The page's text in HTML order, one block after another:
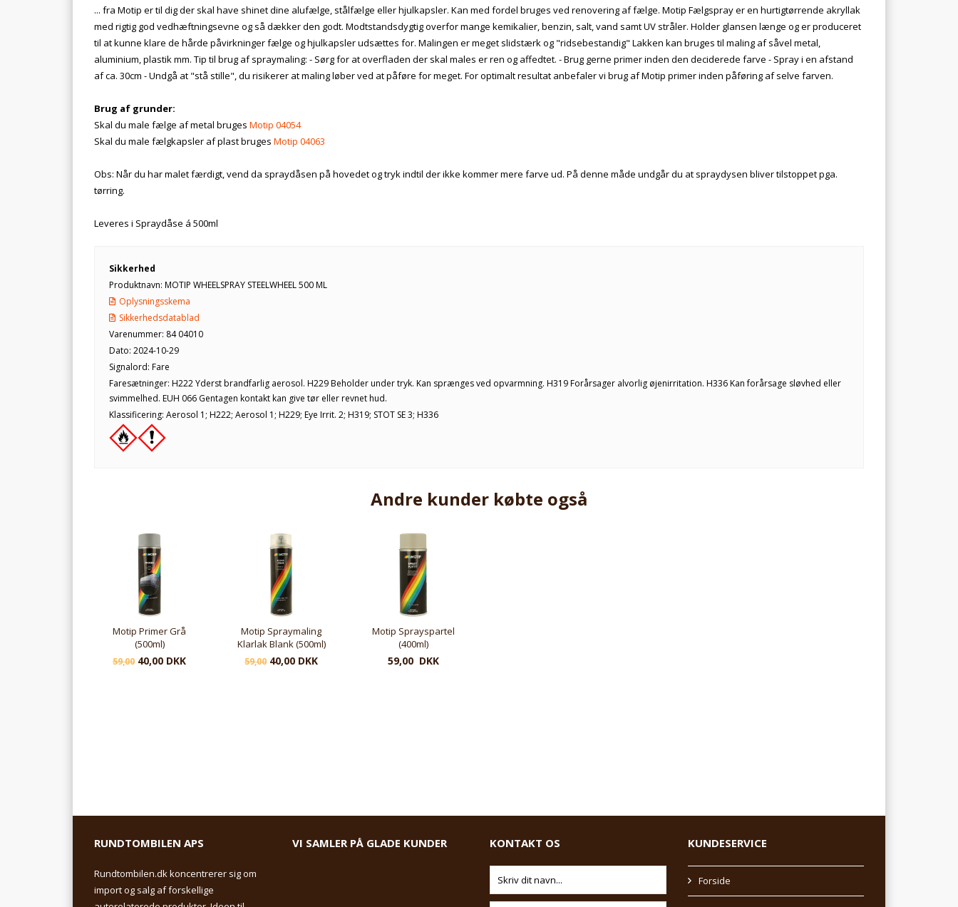
... fra Motip er til dig der skal have shinet dine alufælge, stålfælge eller hjulkapsler. Kan med fordel bruges ved renovering af fælge. Motip Fælgspray er en hurtigtørrende akryllak
med rigtig god vedhæftningsevne og så dækker den godt. Modtstandsdygtig overfor mange kemikalier, benzin, salt, vand samt UV stråler. Holder glansen længe og er produceret
til at kunne klare de hårde påvirkninger fælge og hjulkapsler udsættes for. Malingen er meget slidstærk og "ridsebestandig" Lakken kan bruges til maling af såvel metal,
aluminium, plastik mm. Tip til brug af spraymaling: - Sørg for at overfladen der skal males er ren og affedtet. - Brug gerne primer inden den deciderede farve - Spray i en afstand
af ca. 30cm - Undgå at "stå stille", du risikerer at maling løber ved at påføre for meget. For optimalt resultat anbefaler vi brug af Motip primer inden påføring af selve farven.
Brug af grunder:
Skal du male fælge af metal bruges Motip 04054
Skal du male fælgkapsler af plast bruges Motip 04063
Obs: Når du har malet færdigt, vend da spraydåsen på hovedet og tryk indtil der ikke kommer mere farve ud. På denne måde undgår du at spraydysen bliver tilstoppet pga.
tørring.
Leveres i Spraydåse á 500ml
Sikkerhed
Produktnavn: MOTIP WHEELSPRAY STEELWHEEL 500 ML
Oplysningsskema
Sikkerhedsdatablad
Varenummer: 84 04010
Dato: 2024-10-29
Signalord: Fare
Faresætninger: H222 Yderst brandfarlig aerosol. H229 Beholder under tryk. Kan sprænges ved opvarmning. H319 Forårsager alvorlig øjenirritation. H336 Kan forårsage sløvhed eller
svimmelhed. EUH 066 Gentagen kontakt kan give tør eller revnet hud.
Klassificering: Aerosol 1; H222; Aerosol 1; H229; Eye Irrit. 2; H319; STOT SE 3; H336
Andre kunder købte også
Motip Primer Grå
(500ml)
59,00 40,00 DKK
Motip Spraymaling
Klarlak Blank (500ml)
59,00 40,00 DKK
Motip Sprayspartel
(400ml)
59,00 DKK
RUNDTOMBILEN APS
Rundtombilen.dk koncentrerer sig om
import og salg af forskellige
VI SAMLER PÅ GLADE KUNDER KONTAKT OS KUNDESERVICE
Forside